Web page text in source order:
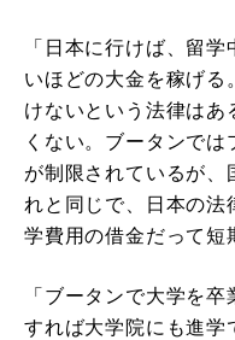
「日本に行けば、留
いほどの大金を稼げる
けないという法律はあ
くない。ブータンで
が制限されているが、
れと同じで、日本の法
学費用の借金だって短
「ブータンで大学を
すれば大学院にも進学